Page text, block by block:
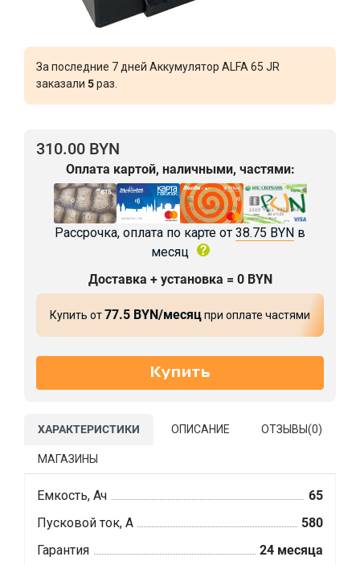
За последние 7 дней Аккумулятор ALFA 65 JR
заказали 5раз.
310.00 BYN
Оплата картой, наличными, частями:
Рассрочка, оплата по карте от 38.75 BYN в
месяц
Доставка + установка = 0 BYN
Купить от77.5 BYN/месяцпри оплате частями
ХАРАКТЕРИСТИКИ ОПИСАНИЕ ОТЗЫВЫ(0)
МАГАЗИНЫ
Емкость, Ач
65
Пусковой ток, А
580
Гарантия
24 месяца